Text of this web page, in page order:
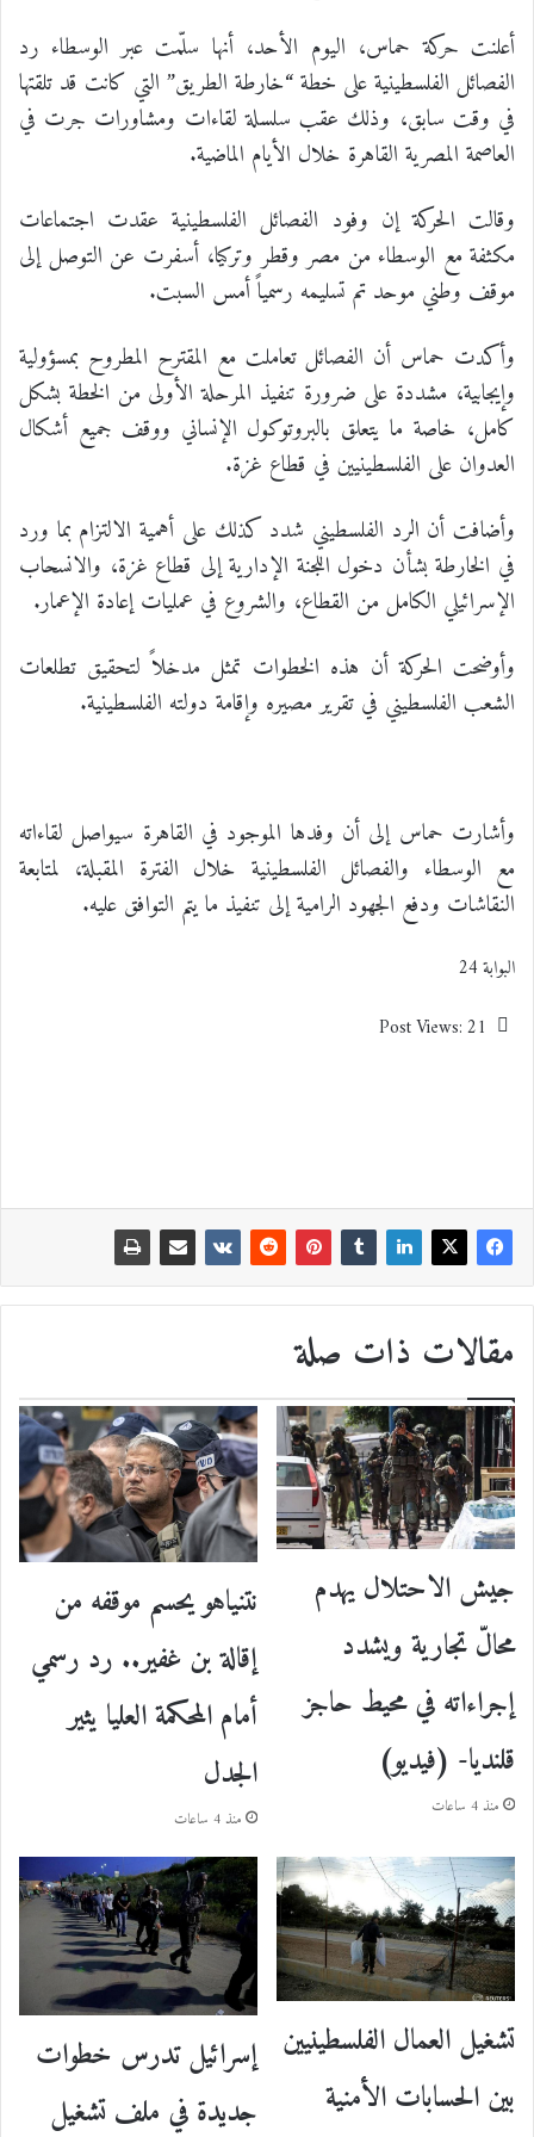
أعلنت حركة حماس، اليوم الأحد، أنها سلّمت عبر الوسطاء رد
الفصائل الفلسطينية على خطة “خارطة الطريق” التي كانت قد تلقتها
في وقت سابق، وذلك عقب سلسلة لقاءات ومشاورات جرت في
العاصمة المصرية القاهرة خلال الأيام الماضية.
وقالت الحركة إن وفود الفصائل الفلسطينية عقدت اجتماعات
مكثفة مع الوسطاء من مصر وقطر وتركيا، أسفرت عن التوصل إلى
موقف وطني موحد تم تسليمه رسمياً أمس السبت.
وأكدت حماس أن الفصائل تعاملت مع المقترح المطروح بمسؤولية
وإيجابية، مشددة على ضرورة تنفيذ المرحلة الأولى من الخطة بشكل
كامل، خاصة ما يتعلق بالبروتوكول الإنساني ووقف جميع أشكال
العدوان على الفلسطينيين في قطاع غزة.
وأضافت أن الرد الفلسطيني شدد كذلك على أهمية الالتزام بما ورد
في الخارطة بشأن دخول اللجنة الإدارية إلى قطاع غزة، والانسحاب
الإسرائيلي الكامل من القطاع، والشروع في عمليات إعادة الإعمار.
وأوضحت الحركة أن هذه الخطوات تمثل مدخلاً لتحقيق تطلعات
الشعب الفلسطيني في تقرير مصيره وإقامة دولته الفلسطينية.
وأشارت حماس إلى أن وفدها الموجود في القاهرة سيواصل لقاءاته
مع الوسطاء والفصائل الفلسطينية خلال الفترة المقبلة، لمتابعة
النقاشات ودفع الجهود الرامية إلى تنفيذ ما يتم التوافق عليه.
البوابة 24
Post Views:21
مقالات ذات صلة
جيش الاحتلال يهدم
محالّ تجارية ويشدد
إجراءاته في محيط حاجز
قلنديا- (فيديو)
منذ 4 ساعات
نتنياهو يحسم موقفه من
إقالة بن غفير.. رد رسمي
أمام المحكمة العليا يثير
الجدل
منذ 4 ساعات
تشغيل العمال الفلسطينيين
بين الحسابات الأمنية
إسرائيل تدرس خطوات
جديدة في ملف تشغيل